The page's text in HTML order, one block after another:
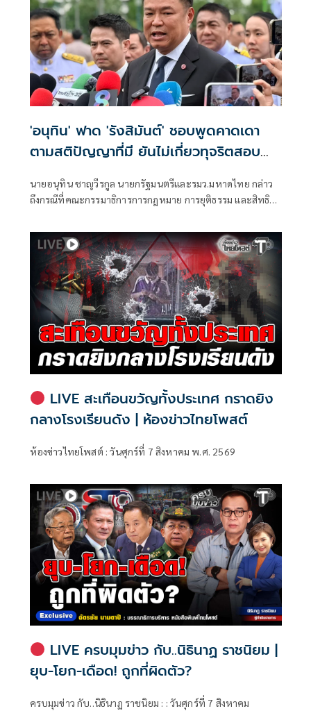
'อนุทิน' ฟาด 'รังสิมันต์' ชอบพูดคาดเดา
ตามสติปัญญาที่มี ยันไม่เกี่ยวทุจริตสอบ
นายอนุทิน ชาญวีรกูล นายกรัฐมนตรีและรมว.มหาดไทย กล่าว
ถึงกรณีที่คณะกรรมาธิการการกฎหมาย การยุติธรรม และสิทธิ
กรรมาธิการ มีการอ้างชื่อนายกรัฐมนตรี เข้าไปเกี่ยวข้องกับการ
ทุจริตสอบท้องถิ่น
LIVE สะเทือนขวัญทั้งประเทศ กราดยิง
กลางโรงเรียนดัง | ห้องข่าวไทยโพสต์
ห้องข่าวไทยโพสต์ : วันศุกร์ที่ 7 สิงหาคม พ.ศ. 2569
LIVE ครบมุมข่าว กับ..นิธินาฏ ราชนิยม |
ยุบ-โยก-เดือด! ถูกที่ผิดตัว?
ครบมุมข่าว กับ..นิธินาฏ ราชนิยม : : วันศุกร์ที่ 7 สิงหาคม